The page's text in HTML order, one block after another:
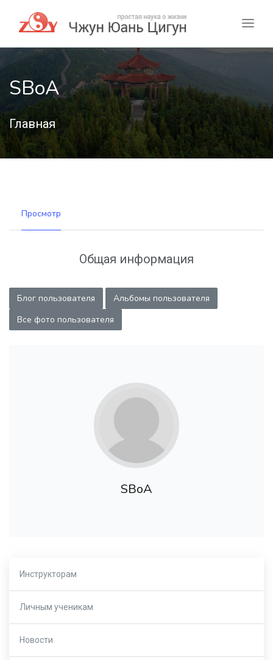
SBoA
Главная
Просмотр
Общая информация
Блог пользователя
Альбомы пользователя
Все фото пользователя
SBoA
Инструкторам
Личным ученикам
Новости